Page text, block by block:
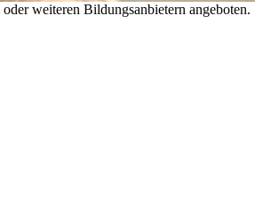
weiteren Bildungsanbietern angeboten.